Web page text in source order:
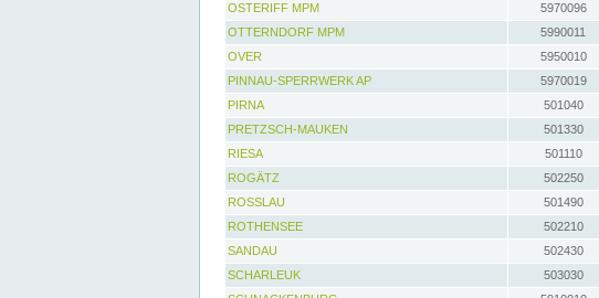
OSTERIFF MPM
5970096
OTTERNDORF MPM
5990011
OVER
5950010
PINNAU-SPERRWERK AP
5970019
PIRNA
501040
PRETZSCH-MAUKEN
501330
RIESA
501110
ROGÄTZ
502250
ROSSLAU
501490
ROTHENSEE
502210
SANDAU
502430
SCHARLEUK
503030